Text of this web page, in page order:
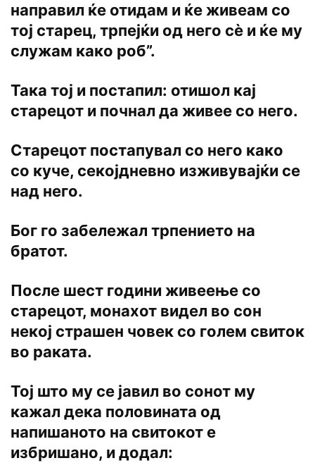
направил ќе отидам и ќе живеам со
тој старец, трпејќи од него сѐ и ќе му
служам како роб”.
Така тој и постапил: отишол кај
старецот и почнал да живее со него.
Старецот постапувал со него како
со куче, секојдневно изживувајќи се
над него.
Бог го забележал трпението на
братот.
После шест години живеење со
старецот, монахот видел во сон
некој страшен човек со голем свиток
во раката.
Тој што му се јавил во сонот му
кажал дека половината од
напишаното на свитокот е
избришано, и додал: